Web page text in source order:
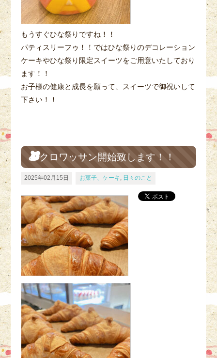
もうすぐひな祭りですね！！
パティスリーフゥ！！ではひな祭りのデコレーション
ケーキやひな祭り限定スイーツをご用意いたしており
ます！！
お子様の健康と成長を願って、スイーツで御祝いして
下さい！！
クロワッサン開始致します！！
2025年02月15日 お菓子、ケーキ, 日々のこと